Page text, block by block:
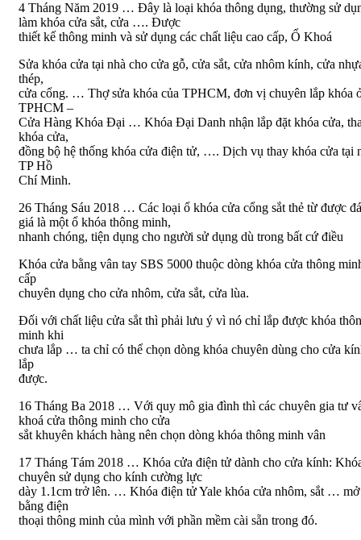
4 Tháng Năm 2019 … Đây là loại khóa thông dụng, thường sử
làm khóa cửa sắt, cửa …. Được
thiết kế thông minh và sử dụng các chất liệu cao cấp, Ổ Khoá
Sửa khóa cửa tại nhà cho cửa gỗ, cửa sắt, cửa nhôm kính, cửa
thép,
cửa cổng. … Thợ sửa khóa của TPHCM, đơn vị chuyên lắp khóa
TPHCM –
Cửa Hàng Khóa Đại … Khóa Đại Danh nhận lắp đặt khóa cửa,
khóa cửa,
đồng bộ hệ thống khóa cửa điện tử, …. Dịch vụ thay khóa cửa tại
TP Hồ
Chí Minh.
26 Tháng Sáu 2018 … Các loại ổ khóa cửa cổng sắt thẻ từ được
giá là một ổ khóa thông minh,
nhanh chóng, tiện dụng cho người sử dụng dù trong bất cứ điều
Khóa cửa bằng vân tay SBS 5000 thuộc dòng khóa cửa thông
cấp
chuyên dụng cho cửa nhôm, cửa sắt, cửa lùa.
Đối với chất liệu cửa sắt thì phải lưu ý vì nó chỉ lắp được khóa
minh khi
chưa lắp … ta chỉ có thể chọn dòng khóa chuyên dùng cho cửa
lắp
được.
16 Tháng Ba 2018 … Với quy mô gia đình thì các chuyên gia tư
khoá cửa thông minh cho cửa
sắt khuyên khách hàng nên chọn dòng khóa thông minh vân
17 Tháng Tám 2018 … Khóa cửa điện tử dành cho cửa kính:
chuyên sử dụng cho kính cường lực
dày 1.1cm trở lên. … Khóa điện tử Yale khóa cửa nhôm, sắt … mở
bằng điện
thoại thông minh của mình với phần mềm cài sẵn trong đó.